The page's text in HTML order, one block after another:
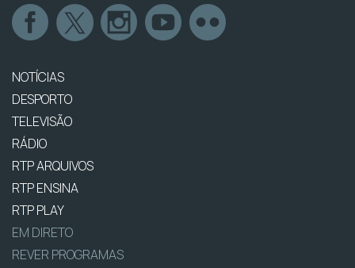
NOTÍCIAS
DESPORTO
TELEVISÃO
RÁDIO
RTP ARQUIVOS
RTP ENSINA
RTP PLAY
EM DIRETO
REVER PROGRAMAS